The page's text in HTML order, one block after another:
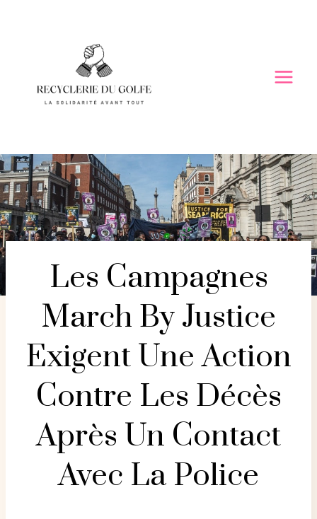
Les Campagnes
March By Justice
Exigent Une Action
Contre Les Décès
Après Un Contact
Avec La Police